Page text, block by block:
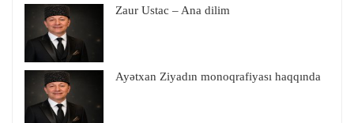
Zaur Ustac – Ana dilim
Ayətxan Ziyadın monoqrafiyası haqqında